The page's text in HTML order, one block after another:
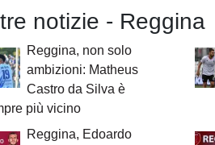
notizie - Reggina
Reggina, non solo
ambizioni: Matheus
Castro da Silva è
più vicino
Reggina, Edoardo